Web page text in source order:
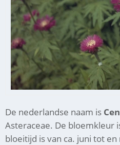
De nederlandse naam is
Asteraceae. De bloemkleur
bloeitijd is van ca. juni tot